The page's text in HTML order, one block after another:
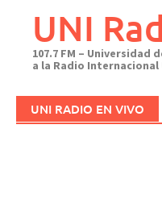
UNI
107.7 FM – Universidad
a la Radio Internacional
UNI RADIO EN VIVO